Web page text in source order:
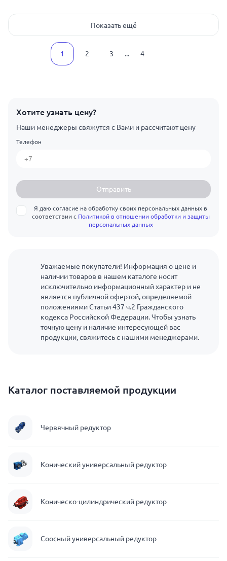
Показать ещё
1 2 3 ... 4
Хотите узнать цену?
Наши менеджеры свяжутся с Вами и рассчитают цену
Телефон
Отправить
Я даю согласие на обработку своих персональных данных в
соответствии с Политикой в отношении обработки и защиты
персональных данных
Уважаемые покупатели! Информация о цене и
наличии товаров в нашем каталоге носит
исключительно информационный характер и не
является публичной офертой, определяемой
положениями Статьи 437 ч.2 Гражданского
кодекса Российской Федерации. Чтобы узнать
точную цену и наличие интересующей вас
продукции, свяжитесь с нашими менеджерами.
Каталог поставляемой продукции
Червячный редуктор
Конический универсальный редуктор
Коническо-цилиндрический редуктор
Соосный универсальный редуктор